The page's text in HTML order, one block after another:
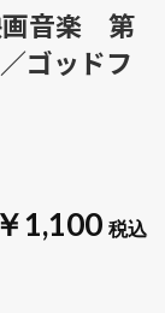
画音楽 第
ゴッドフ
￥1,100